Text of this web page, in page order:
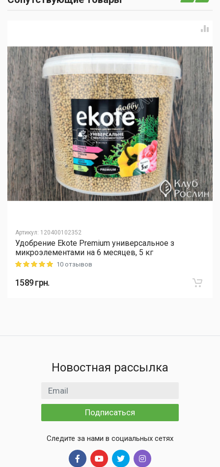
Артикул: 120400102352
Удобрение Ekote Premium универсальное з
микроэлементами на 6 месяцев, 5 кг
Rating: 5 out of 510 отзывов
1589грн.
Новостная рассылка
Email адрес
Подписаться
Следите за нами в социальных сетях